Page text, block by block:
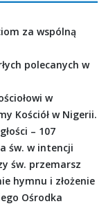
za wspólną
polecanych w
w
Kościół w Nigerii.
– 107
św. w intencji
św. przemarsz
hymnu i złożenie
Ośrodka